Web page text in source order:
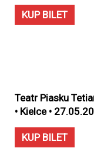
KUP BILET
Teatr Piasku
• Kielce •
KUP BILET